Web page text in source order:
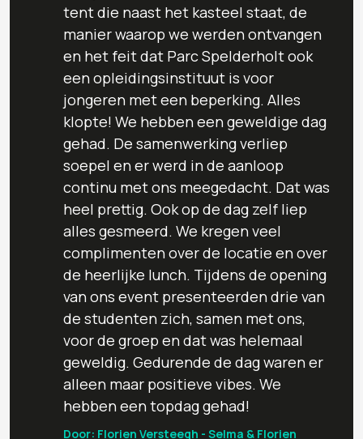
tent die naast het kasteel staat, de
manier waarop we werden ontvangen
en het feit dat Parc Spelderholt ook
een opleidingsinstituut is voor
jongeren met een beperking. Alles
klopte! We hebben een geweldige dag
gehad. De samenwerking verliep
soepel en er werd in de aanloop
continu met ons meegedacht. Dat was
heel prettig. Ook op de dag zelf liep
alles gesmeerd. We kregen veel
complimenten over de locatie en over
de heerlijke lunch. Tijdens de opening
van ons event presenteerden drie van
de studenten zich, samen met ons,
voor de groep en dat was helemaal
geweldig. Gedurende de dag waren er
alleen maar positieve vibes. We
hebben een topdag gehad!
Door: Florien Versteegh - Selma & Florien